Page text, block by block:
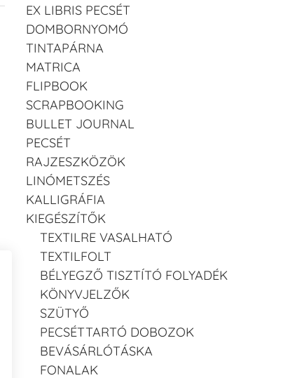
EX LIBRIS PECSÉT
DOMBORNYOMÓ
TINTAPÁRNA
MATRICA
FLIPBOOK
SCRAPBOOKING
BULLET JOURNAL
PECSÉT
RAJZESZKÖZÖK
LINÓMETSZÉS
KALLIGRÁFIA
KIEGÉSZÍTŐK
TEXTILRE VASALHATÓ
TEXTILFOLT
BÉLYEGZŐ TISZTÍTÓ FOLYADÉK
KÖNYVJELZŐK
SZÜTYŐ
PECSÉTTARTÓ DOBOZOK
BEVÁSÁRLÓTÁSKA
FONALAK